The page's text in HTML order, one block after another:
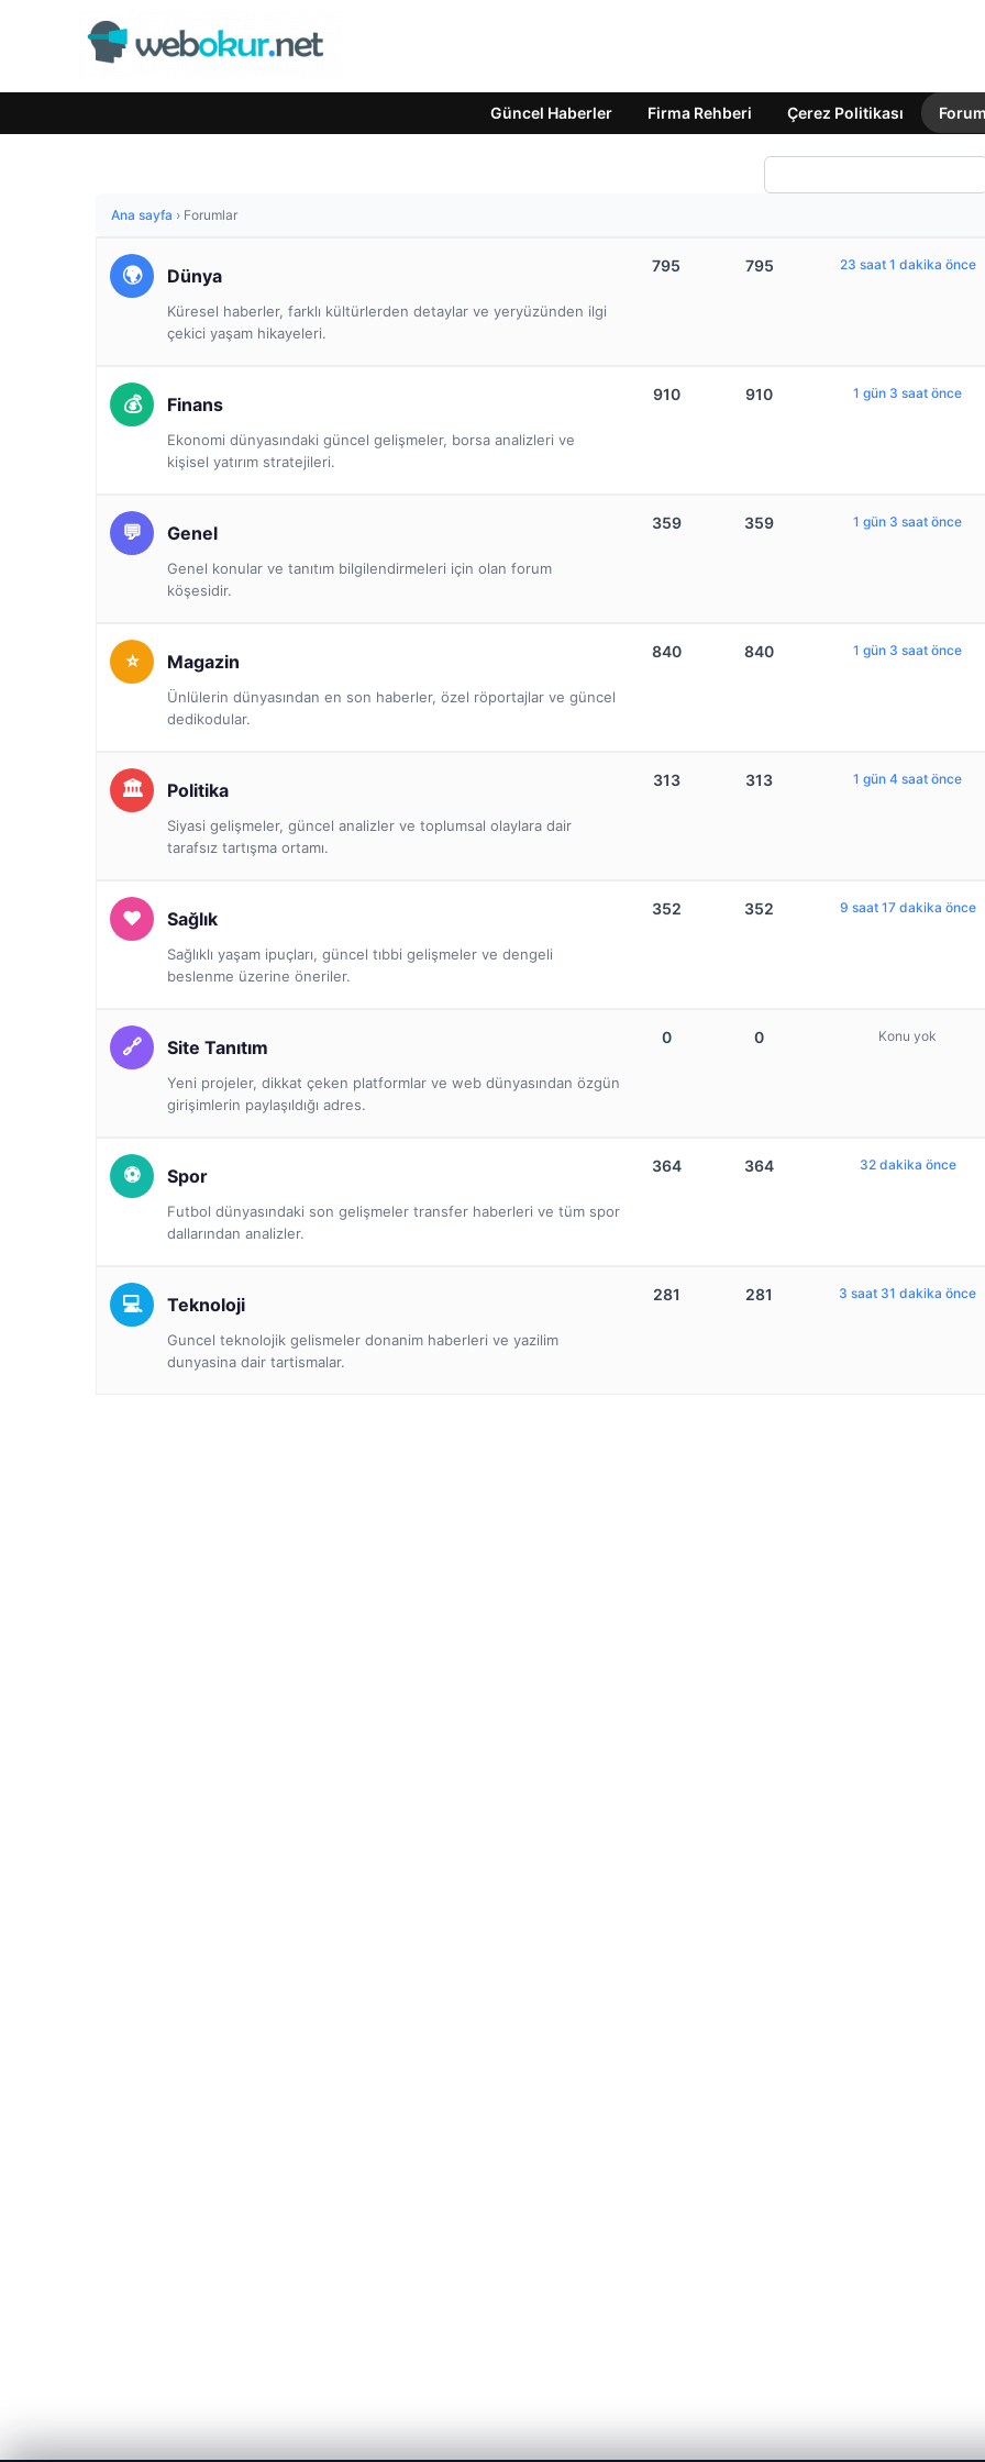
Güncel Haberler Firma Rehberi Çerez Politikası Forum
Ana sayfa › Forumlar
Dünya
Küresel haberler, farklı kültürlerden detaylar ve yeryüzünden ilgi
çekici yaşam hikayeleri.
795 795 23 saat 1 dakika önce
Finans
Ekonomi dünyasındaki güncel gelişmeler, borsa analizleri ve
kişisel yatırım stratejileri.
910 910 1 gün 3 saat önce
Genel
Genel konular ve tanıtım bilgilendirmeleri için olan forum
köşesidir.
359 359 1 gün 3 saat önce
Magazin
Ünlülerin dünyasından en son haberler, özel röportajlar ve güncel
dedikodular.
840 840 1 gün 3 saat önce
Politika
Siyasi gelişmeler, güncel analizler ve toplumsal olaylara dair
tarafsız tartışma ortamı.
313 313 1 gün 4 saat önce
Sağlık
Sağlıklı yaşam ipuçları, güncel tıbbi gelişmeler ve dengeli
beslenme üzerine öneriler.
352 352 9 saat 17 dakika önce
Site Tanıtım
Yeni projeler, dikkat çeken platformlar ve web dünyasından özgün
girişimlerin paylaşıldığı adres.
0 0 Konu yok
Spor
Futbol dünyasındaki son gelişmeler transfer haberleri ve tüm spor
dallarından analizler.
364 364 32 dakika önce
Teknoloji
Guncel teknolojik gelismeler donanim haberleri ve yazilim
dunyasina dair tartismalar.
281 281 3 saat 31 dakika önce